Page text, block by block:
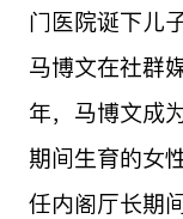
门医院诞下儿
马博文在社群
年，马博文成
期间生育的女
任内阁厅长期